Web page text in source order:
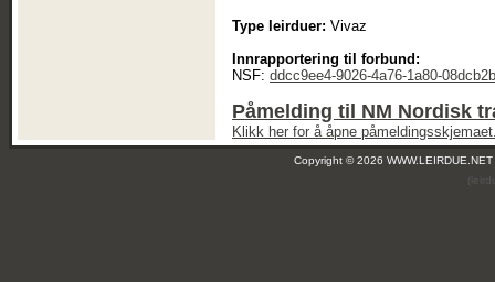
Type leirduer: Vivaz
Innrapportering til forbund:
NSF: ddcc9ee4-9026-4a76-1a80-
Påmelding til NM Nordisk
Klikk her for å åpne
Copyright © 2026